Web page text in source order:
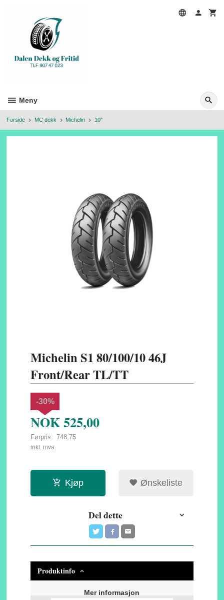
Meny
Forside MC dekk Michelin 10"
Michelin S1 80/100/10 46J
Front/Rear TL/TT
NOK525,00
Førpris: 748,75
Rabatt
-30%
inkl. mva.
Kjøp Ønskeliste
Del dette
Produktinfo
Mer informasjon